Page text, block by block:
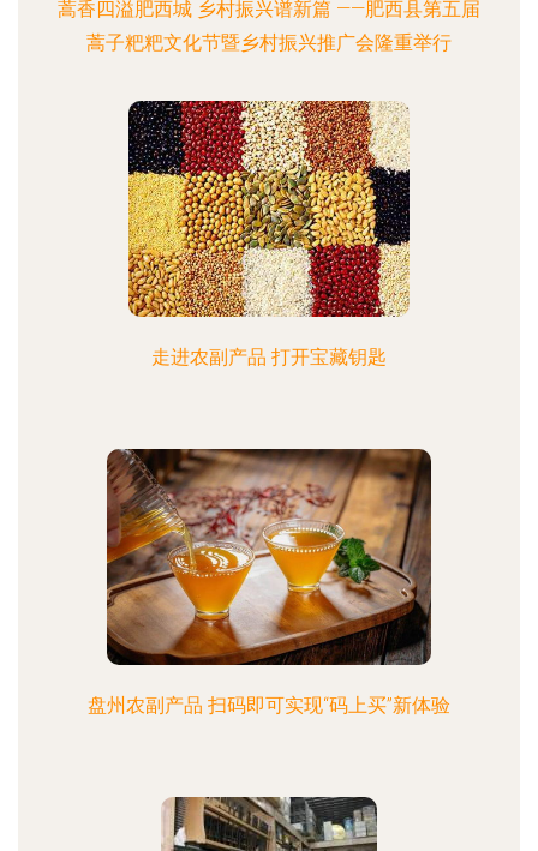
蒿香四溢肥西城 乡村振兴谱新篇 ——肥西县第五届
蒿子粑粑文化节暨乡村振兴推广会隆重举行
走进农副产品 打开宝藏钥匙
盘州农副产品 扫码即可实现“码上买”新体验